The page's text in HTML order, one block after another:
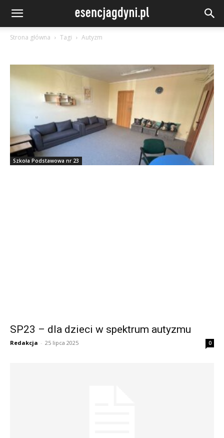
Strona główna Tagi Autyzm
Szkoła Podstawowa nr 23
SP23 – dla dzieci w spektrum autyzmu
Redakcja - 25 lipca 2025 0